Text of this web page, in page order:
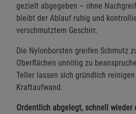
gezielt abgegeben – ohne
bleibt der Ablauf ruhig und
verschmutztem Geschirr.
Die Nylonborsten greifen Schmutz
Oberflächen unnötig zu
Teller lassen sich gründlich
Kraftaufwand.
Ordentlich abgelegt, schnell wieder